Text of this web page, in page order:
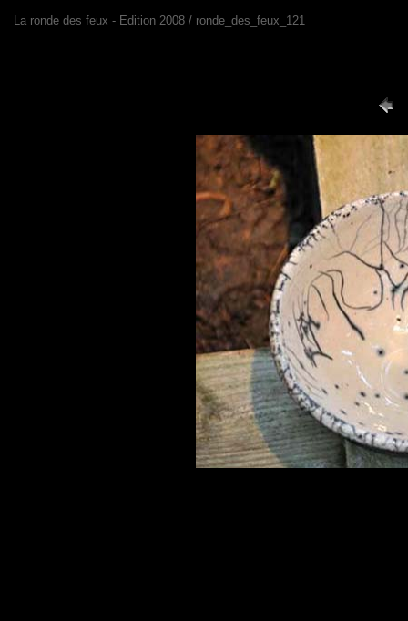
La ronde des feux - Edition 2008 / ronde_des_feux_121